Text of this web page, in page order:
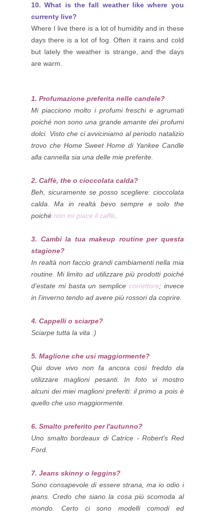
10. What is the fall weather like where you
currenty live?
Where I live there is a lot of humidity and in these
days there is a lot of fog. Often it rains and cold
but lately the weather is strange, and the days
are warm.
1. Profumazione preferita nelle candele?
Mi piacciono molto i profumi freschi e agrumati
poiché non sono una grande amante dei profumi
dolci. Visto che ci avviciniamo al periodo natalizio
trovo che Home Sweet Home di Yankee Candle
alla cannella sia una delle mie preferite.
2. Caffè, the o cioccolata calda?
Beh, sicuramente se posso scegliere: cioccolata
calda. Ma in realtà bevo sempre e solo the
poiché non mi piace il caffè
3. Cambi la tua makeup routine per questa
stagione?
In realtà non faccio grandi cambiamenti nella mia
routine. Mi limito ad utilizzare più prodotti poiché
d'estate mi basta un semplice correttore; invece
in l'inverno tendo ad avere più rossori da coprire.
4. Cappelli o sciarpe?
Sciarpe tutta la vita :)
5. Maglione che usi maggiormente?
Qui dove vivo non fa ancora così freddo da
utilizzare maglioni pesanti. In foto vi mostro
alcuni dei miei maglioni preferiti: il primo a pois è
quello che uso maggiormente.
6. Smalto preferito per l'autunno?
Uno smalto bordeaux di Catrice - Robert's Red
Ford.
7. Jeans skinny o leggins?
Sono consapevole di essere strana, ma io odio i
jeans. Credo che siano la cosa più scomoda al
mondo. Certo ci sono modelli comodi ed